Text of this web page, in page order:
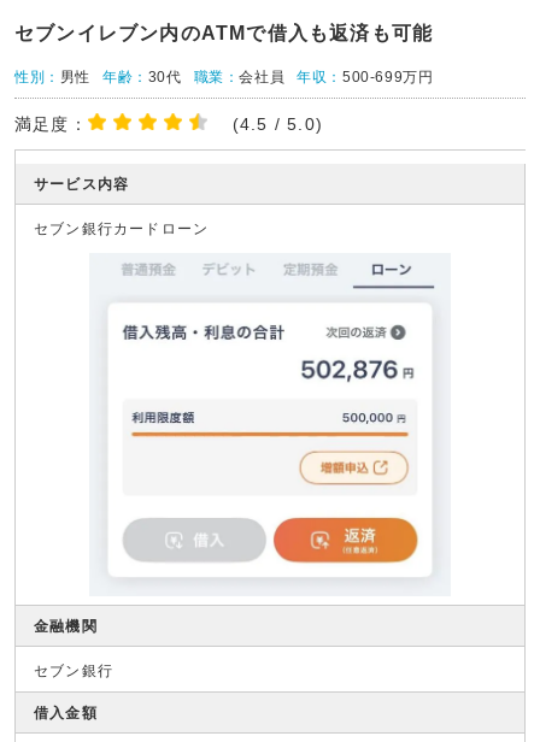
セブンイレブン内のATMで借入も返済も可能
性別： 男性 年齢： 30代 職業：会社員 年収：500-699万円
満足度： (4.5 / 5.0)
サービス内容
セブン銀行カードローン
金融機関
セブン銀行
借入金額